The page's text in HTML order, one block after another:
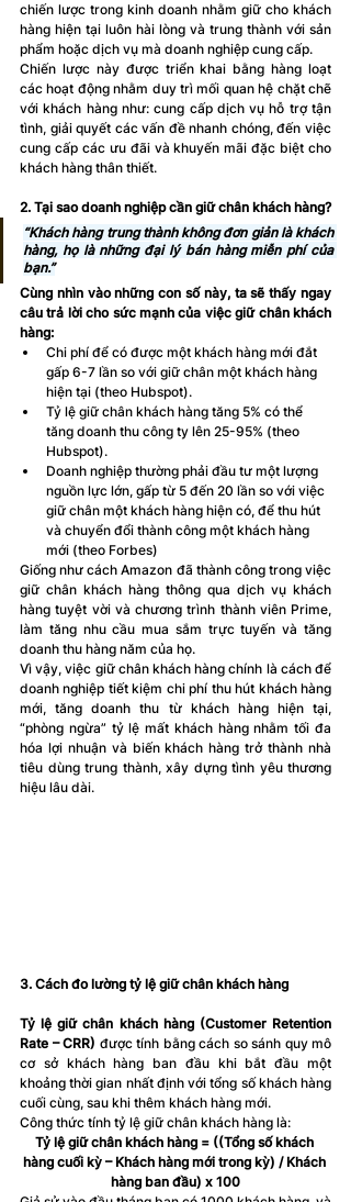
chiến lược trong kinh doanh nhằm giữ cho khách
hàng hiện tại luôn hài lòng và trung thành với sản
phẩm hoặc dịch vụ mà doanh nghiệp cung cấp.
Chiến lược này được triển khai bằng hàng loạt
các hoạt động nhằm duy trì mối quan hệ chặt chẽ
với khách hàng như: cung cấp dịch vụ hỗ trợ tận
tình, giải quyết các vấn đề nhanh chóng, đến việc
cung cấp các ưu đãi và khuyến mãi đặc biệt cho
khách hàng thân thiết.
2. Tại sao doanh nghiệp cần giữ chân khách hàng?
“Khách hàng trung thành không đơn giản là khách
hàng, họ là những đại lý bán hàng miễn phí của
bạn.”
Cùng nhìn vào những con số này, ta sẽ thấy ngay
câu trả lời cho sức mạnh của việc giữ chân khách
hàng:
Chi phí để có được một khách hàng mới đắt
gấp 6-7 lần so với giữ chân một khách hàng
hiện tại (theo Hubspot).
Tỷ lệ giữ chân khách hàng tăng 5% có thể
tăng doanh thu công ty lên 25-95% (theo
Hubspot).
Doanh nghiệp thường phải đầu tư một lượng
nguồn lực lớn, gấp từ 5 đến 20 lần so với việc
giữ chân một khách hàng hiện có, để thu hút
và chuyển đổi thành công một khách hàng
mới (theo Forbes)
Giống như cách Amazon đã thành công trong việc
giữ chân khách hàng thông qua dịch vụ khách
hàng tuyệt vời và chương trình thành viên Prime,
làm tăng nhu cầu mua sắm trực tuyến và tăng
doanh thu hàng năm của họ.
Vì vậy, việc giữ chân khách hàng chính là cách để
doanh nghiệp tiết kiệm chi phí thu hút khách hàng
mới, tăng doanh thu từ khách hàng hiện tại,
“phòng ngừa” tỷ lệ mất khách hàng nhằm tối đa
hóa lợi nhuận và biến khách hàng trở thành nhà
tiêu dùng trung thành, xây dựng tình yêu thương
hiệu lâu dài.
3. Cách đo lường tỷ lệ giữ chân khách hàng
Tỷ lệ giữ chân khách hàng (Customer Retention
Rate – CRR) được tính bằng cách so sánh quy mô
cơ sở khách hàng ban đầu khi bắt đầu một
khoảng thời gian nhất định với tổng số khách hàng
cuối cùng, sau khi thêm khách hàng mới.
Công thức tính tỷ lệ giữ chân khách hàng là:
Tỷ lệ giữ chân khách hàng = ((Tổng số khách
hàng cuối kỳ – Khách hàng mới trong kỳ) / Khách
hàng ban đầu) x 100